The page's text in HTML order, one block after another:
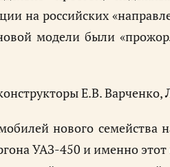
на российских
модели были
Е.В.
нового семейства
УАЗ-450 и именно этот